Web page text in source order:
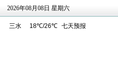
2026年08月08日 星期六